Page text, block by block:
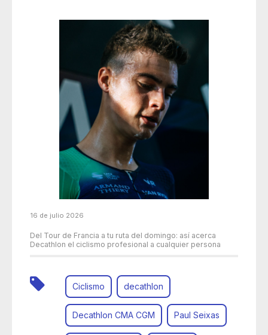
16 de julio 2026
Del Tour de Francia a tu ruta del domingo: así acerca
Decathlon el ciclismo profesional a cualquier persona
Ciclismo decathlon
Decathlon CMA CGM Paul Seixas